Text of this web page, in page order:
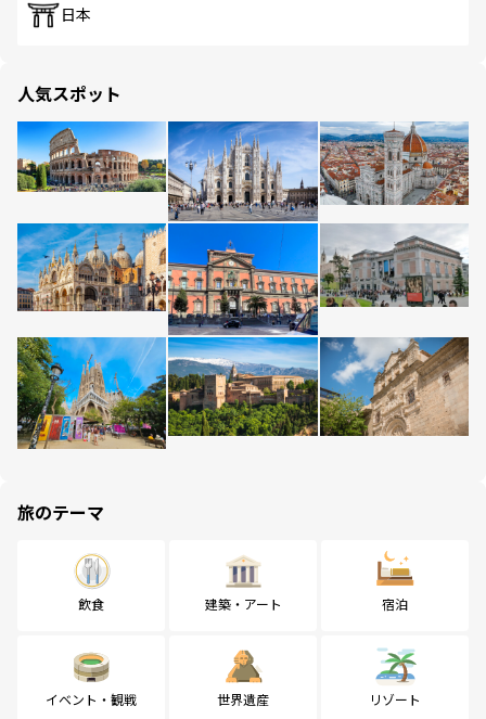
日本
人気スポット
旅のテーマ
飲食 建築・アート 宿泊
イベント・観戦 世界遺産 リゾート